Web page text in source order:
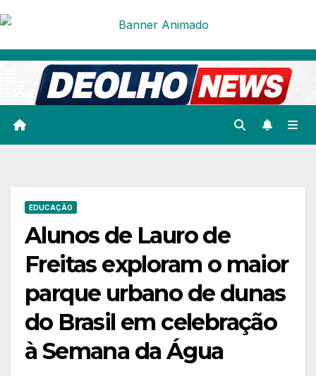
Skip
content
EDUCAÇÃO
Alunos de Lauro de
Freitas exploram o maior
parque urbano de dunas
do Brasil em celebração
à Semana da Água